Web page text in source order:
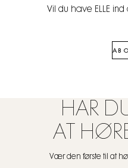
Vil du have ELLE
HAR
AT
Vær den første til at